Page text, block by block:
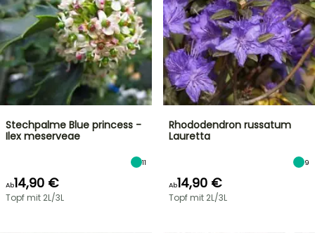
Stechpalme Blue princess -
Ilex meserveae
11
Ab14,90 €
Topf mit 2L/3L
Rhododendron russatum
Lauretta
9
Ab14,90 €
Topf mit 2L/3L